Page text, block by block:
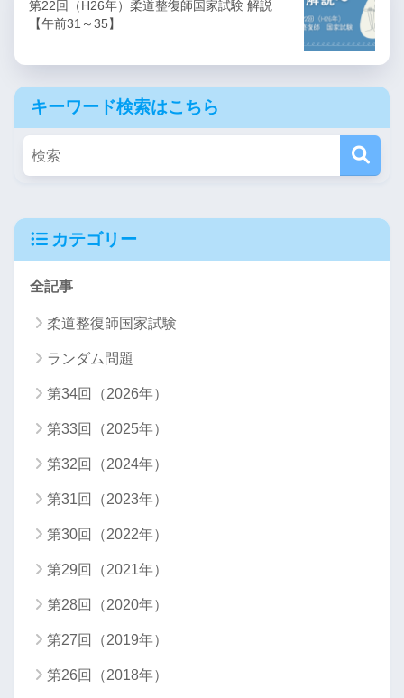
第22回（H26年）柔道整復師国家試験 解説
【午前31～35】
キーワード検索はこちら
カテゴリー
全記事
柔道整復師国家試験
ランダム問題
第34回（2026年）
第33回（2025年）
第32回（2024年）
第31回（2023年）
第30回（2022年）
第29回（2021年）
第28回（2020年）
第27回（2019年）
第26回（2018年）